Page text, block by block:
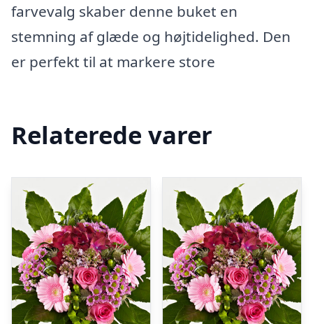
farvevalg skaber denne buket en
stemning af glæde og højtidelighed. Den
er perfekt til at markere store
Relaterede varer